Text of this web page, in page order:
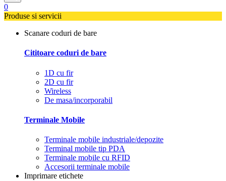
0
Produse si servicii
Scanare coduri de bare
Cititoare coduri de bare
1D cu fir
2D cu fir
Wireless
De masa/incorporabil
Terminale Mobile
Terminale mobile industriale/depozite
Terminal mobile tip PDA
Terminale mobile cu RFID
Accesorii terminale mobile
Imprimare etichete